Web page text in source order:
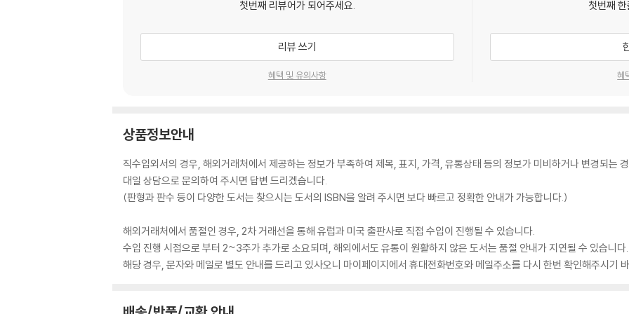
첫번째 리뷰어가 되어주세요.
리뷰 쓰기
혜택 및 유의사항
첫번째
혜
상품정보안내
직수입외서의 경우, 해외거래처에서 제공하는 정보가 부족하여 제목, 표지, 가격, 유통상태 등의 정보가 미비하거나 변경되는
대일 상담으로 문의하여 주시면 답변 드리겠습니다.
(판형과 판수 등이 다양한 도서는 찾으시는 도서의 ISBN을 알려 주시면 보다 빠르고 정확한 안내가 가능합니다.)
해외거래처에서 품절인 경우, 2차 거래선을 통해 유럽과 미국 출판사로 직접 수입이 진행될 수 있습니다.
수입 진행 시점으로 부터 2~3주가 추가로 소요되며, 해외에서도 유통이 원활하지 않은 도서는 품절 안내가 지연될 수 있습니다.
해당 경우, 문자와 메일로 별도 안내를 드리고 있사오니 마이페이지에서 휴대전화번호와 메일주소를 다시 한번 확인해주시기